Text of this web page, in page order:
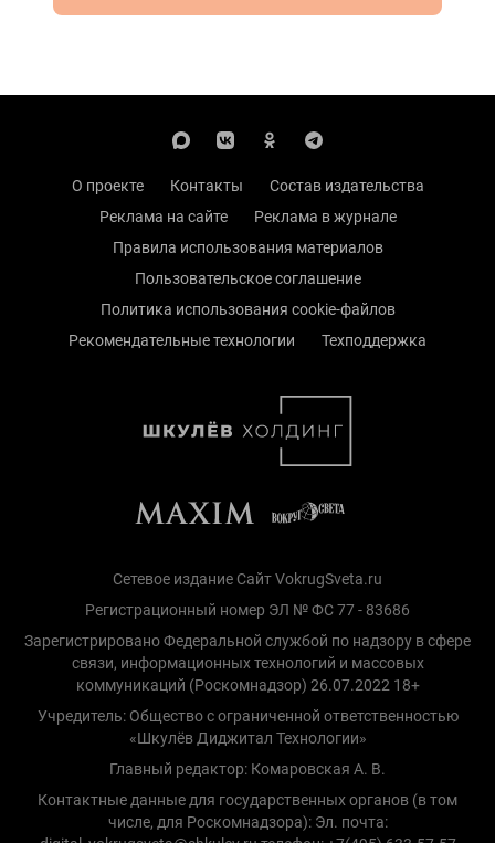
О проекте Контакты
Состав издательства
Реклама на сайте
Реклама в журнале
Правила использования материалов
Пользовательское соглашение
Политика использования cookie-файлов
Рекомендательные технологии
Техподдержка
Сетевое издание Сайт VokrugSveta.ru
Регистрационный номер ЭЛ № ФС 77 - 83686
Зарегистрировано Федеральной службой по надзору в сфере
связи, информационных технологий и массовых
коммуникаций (Роскомнадзор) 26.07.2022 18+
Учредитель: Общество с ограниченной ответственностью
«Шкулёв Диджитал Технологии»
Главный редактор: Комаровская А. В.
Контактные данные для государственных органов (в том
числе, для Роскомнадзора): Эл. почта: